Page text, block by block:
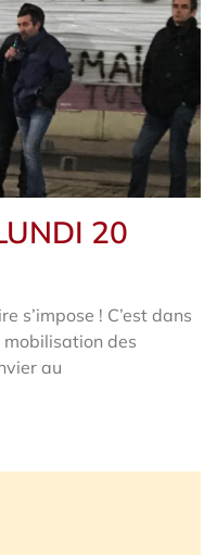
20
s’impose ! C’est dans
des
au